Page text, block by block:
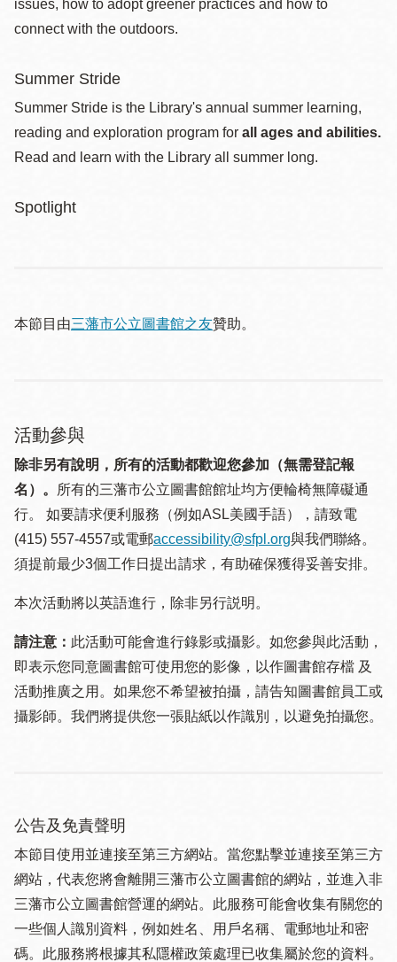
issues, how to adopt greener practices and how to
connect with the outdoors.
Summer Stride
Summer Stride is the Library's annual summer learning,
reading and exploration program for all ages and abilities.
Read and learn with the Library all summer long.
Spotlight
本節目由三藩市公立圖書館之友贊助。
活動參與
除非另有說明，所有的活動都歡迎您參加（無需登記報
名）。
所有的三藩市公立圖書館館址均方便輪椅無障礙通
行。 如要請求便利服務（例如ASL美國手語），請致電
(415) 557-4557或電郵accessibility@sfpl.org與我們聯絡。
須提 前最少3個工作日提出請求，有助確保獲得妥善安排。
本次活動將以英語進行，除非另行説明。
請注意： 此活動可能會進行錄影或攝影。如您參與此活動，
即表示您同意圖書館可使用您的影像，以作圖書館存檔 及
活動推廣之用。如果您不希望被拍攝，請告知圖書館員工或
攝影師。我們將提供您一張貼紙以作識別，以避免拍攝您。
公告及免責聲明
本節目使用並連接至第三方網站。當您點擊並連接至第三方
網站，代表您將會離開三藩市公立圖書館的網站，並進入非
三藩市公立圖書館營運的網站。此服務可能會收集有關您的
一些個人識別資料，例如姓名、用戶名稱、電郵地址和密
碼。此服務將根據其私隱權政策處理已收集屬於您的資料。